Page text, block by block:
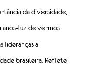
da diversidade,
anos-luz de vermos
lideranças a
brasileira. Reflete